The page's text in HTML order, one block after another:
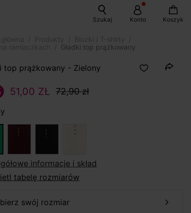
Szukaj Konto Koszyk
Gładki top prążkowany
top prążkowany - Zielony
51,00 ZŁ 72,90 zł
informacje i skład
tabelę rozmiarów
swój rozmiar